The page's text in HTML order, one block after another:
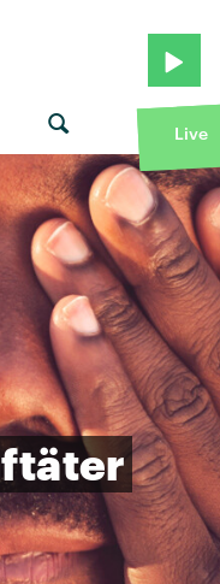
Live